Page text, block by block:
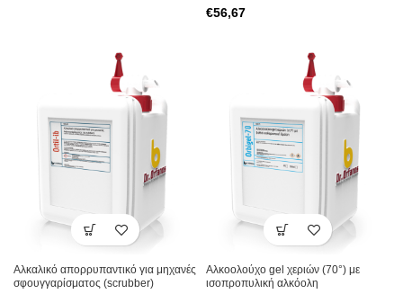
€
Αλκαλικό απορρυπαντικό για μηχανές
σφουγγαρίσματος (scrubber)
Αλκοολούχο gel χεριών (70°) με
ισοπροπυλική αλκόολη